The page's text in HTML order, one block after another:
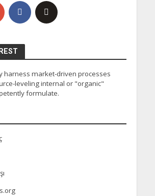
harness market-driven processes
leveling internal or "organic"
formulate.